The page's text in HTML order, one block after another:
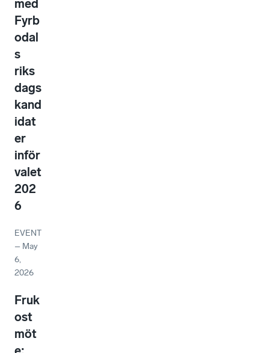
med
Fyrb
odal
s
riks
dags
kand
idat
er
inför
valet
202
6
EVENT
– May
6,
2026
Fruk
ost
möt